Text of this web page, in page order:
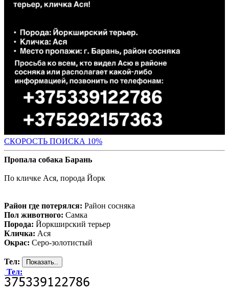
СКОРОСТЬ ПОИСКА 10%
Пропала собака Барань
По кличке Ася, порода Йорк
Район где потерялся: Район сосняка
Пол животного: Самка
Порода: Йоркширский терьер
Кличка: Ася
Окрас: Серо-золотистый
Тел:
Тел: